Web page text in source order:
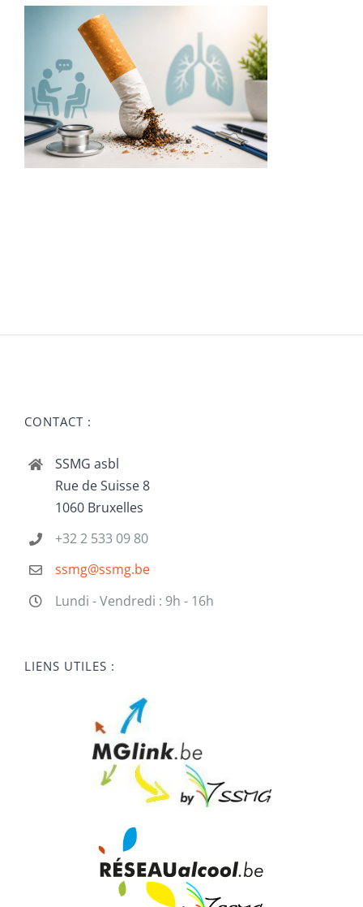
CONTACT :
SSMG asbl
Rue de Suisse 8
1060 Bruxelles
+32 2 533 09 80
ssmg@ssmg.be
Lundi - Vendredi : 9h - 16h
LIENS UTILES :